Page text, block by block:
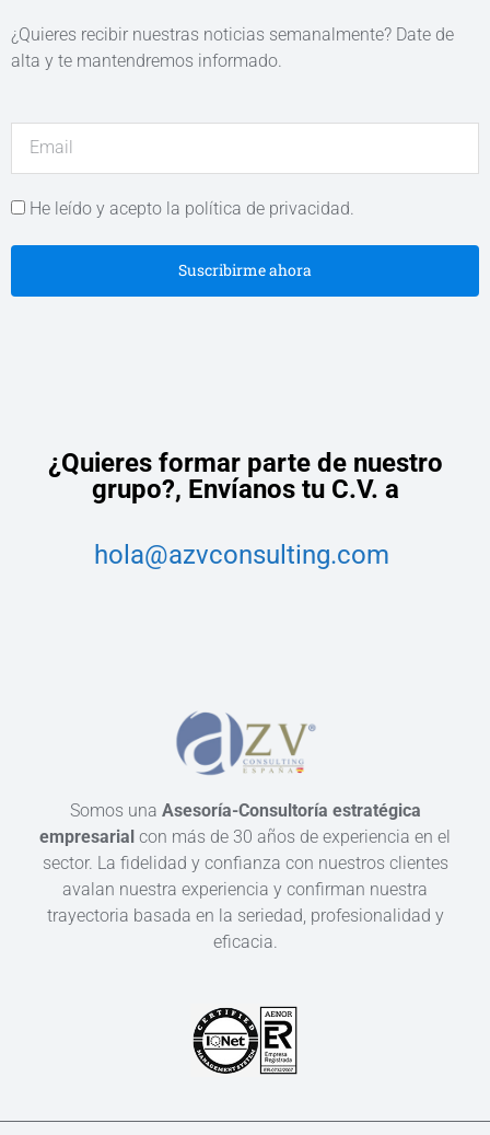
¿Quieres recibir nuestras noticias semanalmente? Date de
alta y te mantendremos informado.
He leído y acepto la política de privacidad.
Suscribirme ahora
¿Quieres formar parte de nuestro
grupo?, Envíanos tu C.V. a
hola@azvconsulting.com
Somos una Asesoría-Consultoría estratégica
empresarial con más de 30 años de experiencia en el
sector. La fidelidad y confianza con nuestros clientes
avalan nuestra experiencia y confirman nuestra
trayectoria basada en la seriedad, profesionalidad y
eficacia.